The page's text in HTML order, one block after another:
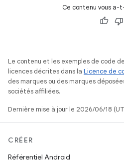
Ce contenu vous a-
Le contenu et les exemples de code
licences décrites dans la Licence de
des marques ou des marques
sociétés affiliées.
Dernière mise à jour le 2026/06/18
CRÉER
Référentiel Android